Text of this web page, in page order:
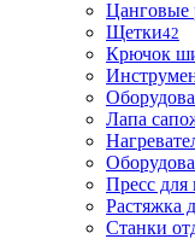
Цанговые
Щетки42
Крючок
Лапа
Пресс
Растяжка
Станки